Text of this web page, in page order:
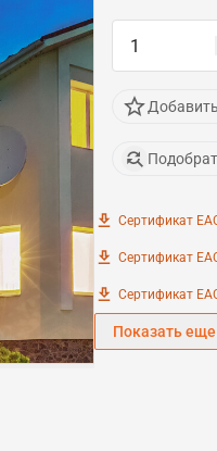
Сертификат
Сертификат
Сертификат
Показать еще